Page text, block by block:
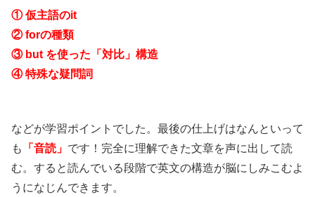
① 仮主語のit
② forの種類
③ but を使った「対比」構造
④ 特殊な疑問詞
などが学習ポイントでした。最後の仕上げはなんといって
も
「音読」 です！完全に理解できた文章を声に出して読
む。すると読んでいる段階で英文の構造が脳にしみこむよ
うになじんできます。